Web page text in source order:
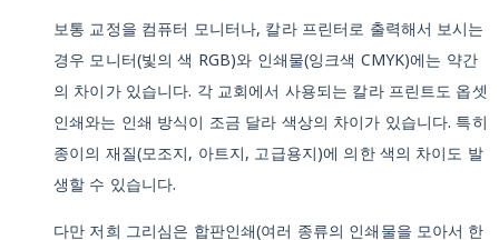
보통 교정을 컴퓨터 모니터나, 칼라 프린터로 출력해서 보시는
경우 모니터(빛의 색 RGB)와 인쇄물(잉크색 CMYK)에는 약간
의 차이가 있습니다. 각 교회에서 사용되는 칼라 프린트도 옵셋
인쇄와는 인쇄 방식이 조금 달라 색상의 차이가 있습니다. 특히
종이의 재질(모조지, 아트지, 고급용지)에 의한 색의 차이도 발
생할 수 있습니다.
다만 저희 그리심은 합판인쇄(여러 종류의 인쇄물을 모아서 한